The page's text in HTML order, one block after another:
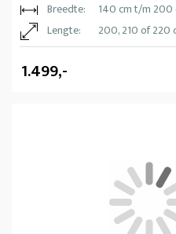
Breedte:
140 cm t/m 200
Lengte:
200, 210 of 220
1.499,-